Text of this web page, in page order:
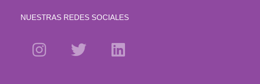
NUESTRAS REDES SOCIALES